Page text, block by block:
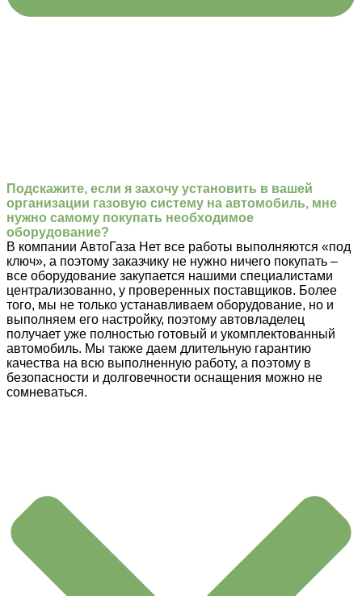
Подскажите, если я захочу установить в вашей
организации газовую систему на автомобиль, мне
нужно самому покупать необходимое
оборудование?
В компании АвтоГаза Нет все работы выполняются «под
ключ», а поэтому заказчику не нужно ничего покупать –
все оборудование закупается нашими специалистами
централизованно, у проверенных поставщиков. Более
того, мы не только устанавливаем оборудование, но и
выполняем его настройку, поэтому автовладелец
получает уже полностью готовый и укомплектованный
автомобиль. Мы также даем длительную гарантию
качества на всю выполненную работу, а поэтому в
безопасности и долговечности оснащения можно не
сомневаться.